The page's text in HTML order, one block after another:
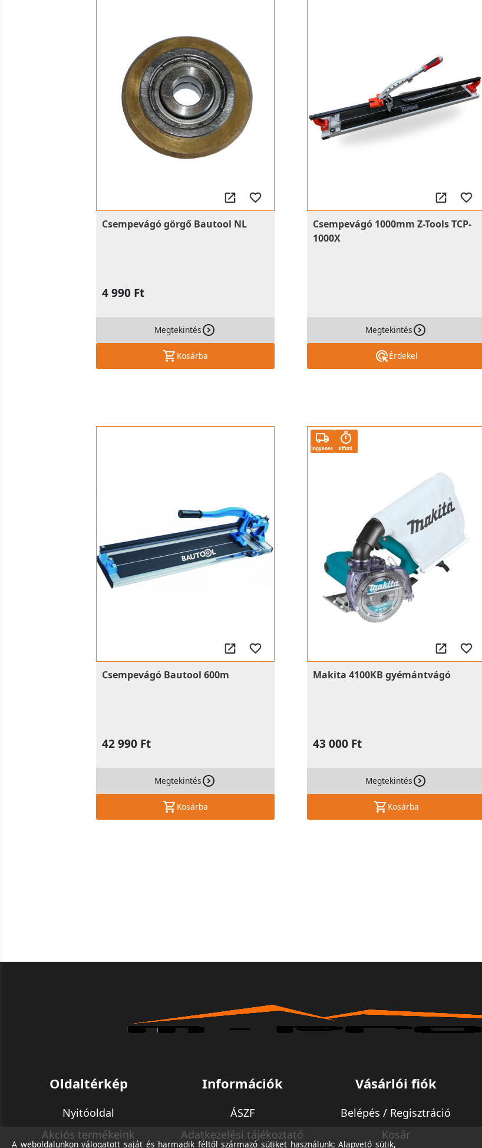
Csempevágó görgő Bautool NL
4 990 Ft
Megtekintés
Kosárba
Csempevágó 1000mm Z-Tools TCP-
1000X
Megtekintés
Érdekel
Csempevágó Bautool 600m
42 990 Ft
Megtekintés
Kosárba
Ingyenes Kifutó
Makita 4100KB gyémántvágó
43 000 Ft
Megtekintés
Kosárba
Oldaltérkép
Nyitóoldal
Akciós termékeink
Információk
ÁSZF
Adatkezelési tájékoztató
Vásárlói fiók
Belépés / Regisztráció
Kosár
A weboldalunkon válogatott saját és harmadik féltől származó sütiket használunk: Alapvető sütik,